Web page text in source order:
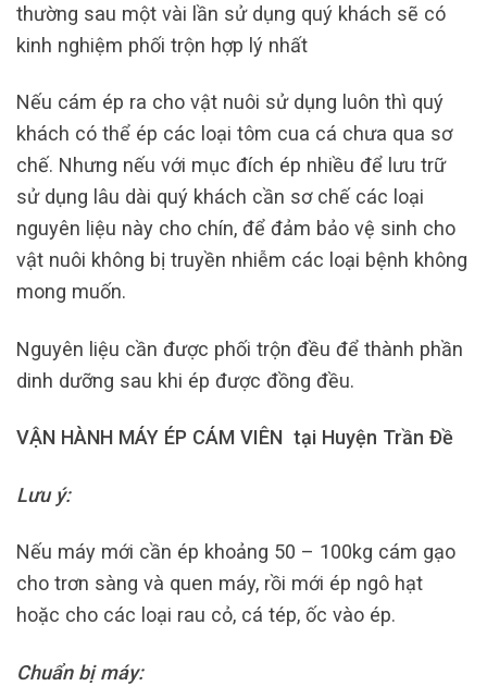
thường sau một vài lần sử dụng quý khách sẽ có
kinh nghiệm phối trộn hợp lý nhất
Nếu cám ép ra cho vật nuôi sử dụng luôn thì quý
khách có thể ép các loại tôm cua cá chưa qua sơ
chế. Nhưng nếu với mục đích ép nhiều để lưu trữ
sử dụng lâu dài quý khách cần sơ chế các loại
nguyên liệu này cho chín, để đảm bảo vệ sinh cho
vật nuôi không bị truyền nhiễm các loại bệnh không
mong muốn.
Nguyên liệu cần được phối trộn đều để thành phần
dinh dưỡng sau khi ép được đồng đều.
VẬN HÀNH MÁY ÉP CÁM VIÊN tại Huyện Trần Đề
Lưu ý:
Nếu máy mới cần ép khoảng 50 – 100kg cám gạo
cho trơn sàng và quen máy, rồi mới ép ngô hạt
hoặc cho các loại rau cỏ, cá tép, ốc vào ép.
Chuẩn bị máy: